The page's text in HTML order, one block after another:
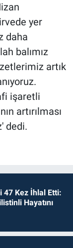
yer
daha
balımız
artık
işaretli
artırılması
dedi.
47 Kez İhlal Etti:
Hayatını